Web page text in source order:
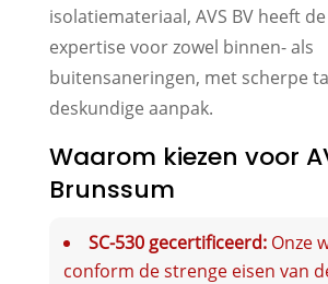
isolatiemateriaal, AVS BV heeft
expertise voor zowel binnen- als
buitensaneringen, met scherpe
deskundige aanpak.
Waarom kiezen voor
Brunssum
SC-530 gecertificeerd:Onze
conform de strenge eisen van